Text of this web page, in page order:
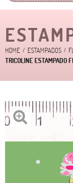
HOME ESTAMPADOS
TRICOLINE ESTAMPADO